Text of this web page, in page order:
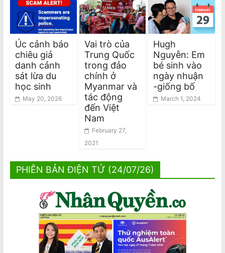
Úc cảnh báo
chiêu giả
danh cảnh
sát lừa du
học sinh
May 20, 2026
Vai trò của
Trung Quốc
trong đảo
chính ở
Myanmar và
tác động
đến Việt
Nam
February 27,
2021
Hugh
Nguyễn: Em
bé sinh vào
ngày nhuận
-giống bố
March 1, 2024
PHIÊN BẢN ĐIỆN TỬ (24/07/26)